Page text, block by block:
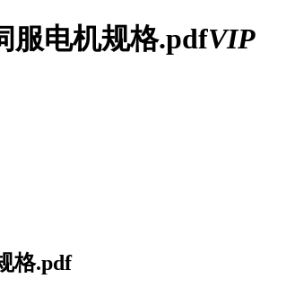
服电机规格.pdfVIP
格.pdf